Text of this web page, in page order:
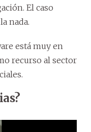
El caso
nada.
está muy en
recurso al sector